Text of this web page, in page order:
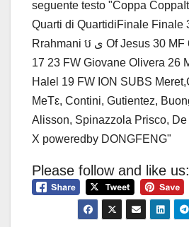
Please follow and like us: